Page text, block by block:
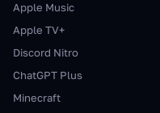
Apple Music
Apple TV+
Discord Nitro
ChatGPT Plus
Minecraft